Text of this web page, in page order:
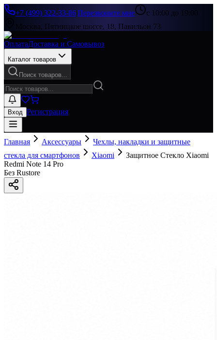
+7 (499) 322-33-86|Перезвоните мне
с 10:00 до 19:00
Москва, Пятницкое шоссе, 18, Павильон 73
ОплатаДоставка и Самовывоз
Каталог товаров
Поиск товаров...
Вход Регистрация
Главная Аксессуары
Чехлы, накладки и защитные
стекла для смартфонов
Xiaomi
Защитное Стекло Xiaomi
Redmi Note 14 Pro
Без Rustore